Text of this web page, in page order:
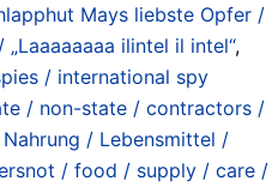
Mays liebste Opfer /
ilintel il intel“,
/ international spy
/ non-state / contractors /
Nahrung / Lebensmittel /
/ food / supply / care /